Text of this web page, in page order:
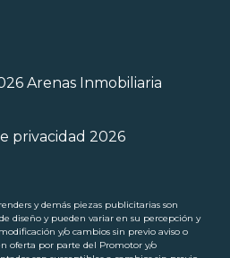
Arenas Inmobiliaria
privacidad 2026
y demás piezas publicitarias son
diseño y pueden variar en su percepción y
y/o cambios sin previo aviso o
oferta por parte del Promotor y/o